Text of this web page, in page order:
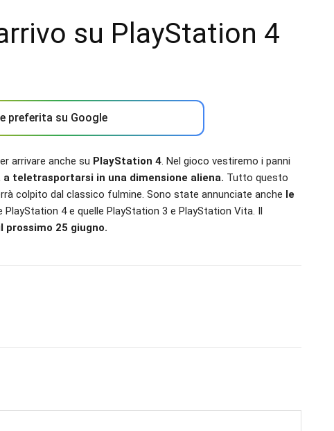
su PlayStation 4
preferita su Google
arrivare anche su PlayStation 4. Nel gioco vestiremo i panni
a teletrasportarsi in una dimensione aliena. Tutto questo
colpito dal classico fulmine. Sono state annunciate anche le
PlayStation 4 e quelle PlayStation 3 e PlayStation Vita. Il
prossimo 25 giugno.